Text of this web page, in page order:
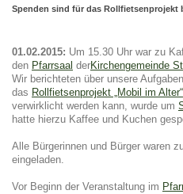
Spenden sind für das Rollfietsenprojekt
01.02.2015: Um 15.30 Uhr war zu
den Pfarrsaal derKirchengemeinde
Wir berichteten über unsere
das Rollfietsenprojekt „Mobil im Alter“
verwirklicht werden kann, wurde um
hatte hierzu Kaffee und Kuchen
Alle Bürgerinnen und Bürger waren
eingeladen.
Vor Beginn der Veranstaltung im